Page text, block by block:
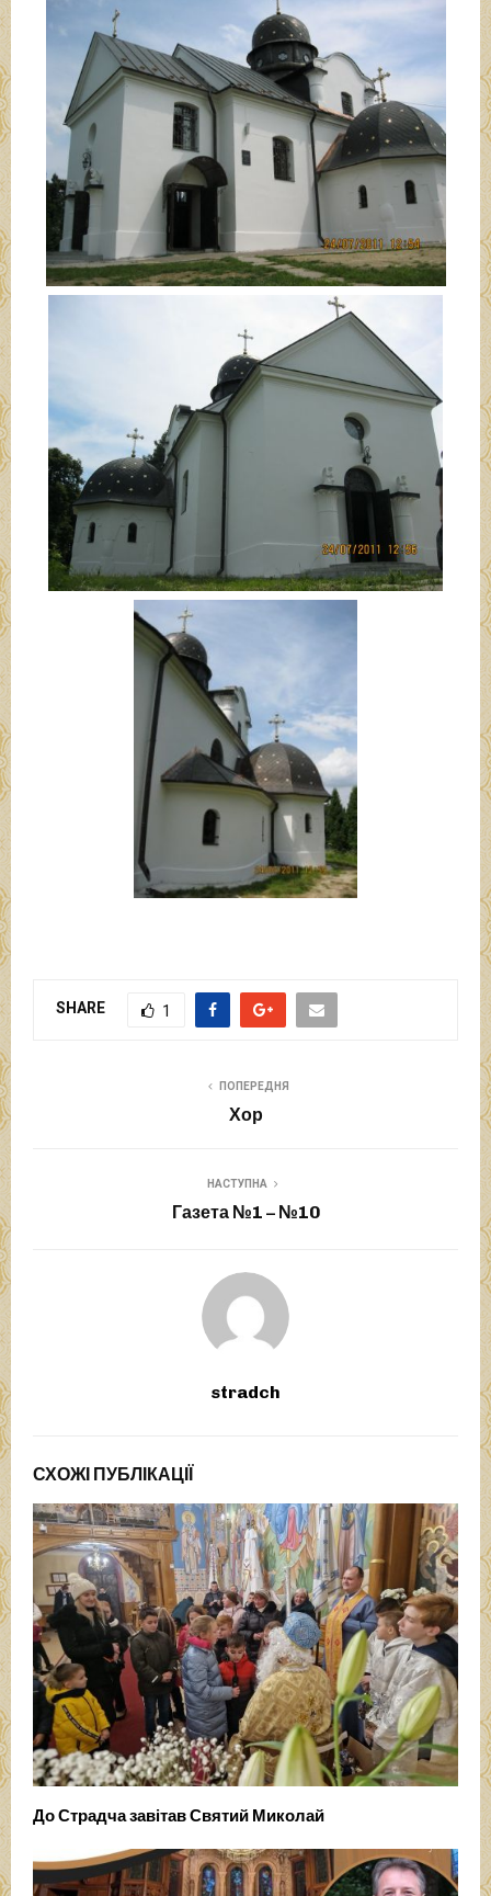
SHARE 1
ПОПЕРЕДНЯ
Хор
НАСТУПНА
Газета №1 – №10
stradch
СХОЖІ ПУБЛІКАЦІЇ
До Страдча завітав Святий Миколай